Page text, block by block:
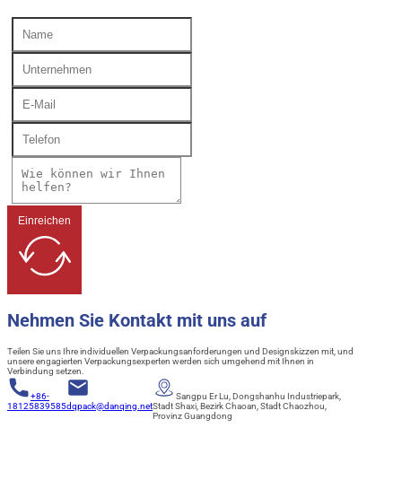
Einreichen
Nehmen Sie Kontakt mit uns auf
Teilen Sie uns Ihre individuellen Verpackungsanforderungen und Designskizzen mit, und
unsere engagierten Verpackungsexperten werden sich umgehend mit Ihnen in
Verbindung setzen.
+86-
18125839585dqpack@danqing.net
Sangpu Er Lu, Dongshanhu Industriepark,
Stadt Shaxi, Bezirk Chaoan, Stadt Chaozhou,
Provinz Guangdong